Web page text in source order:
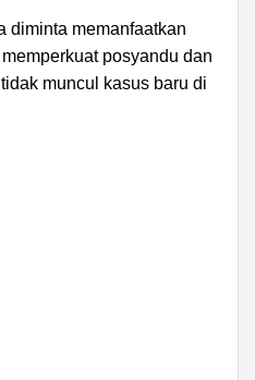
diminta memanfaatkan
posyandu dan
muncul kasus baru di